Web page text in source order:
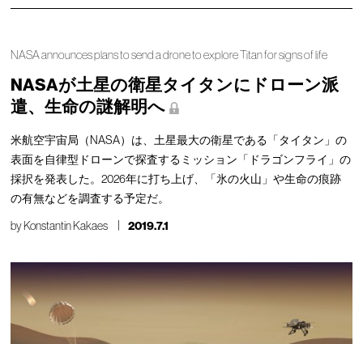
NASA announces plans to send a drone to explore Titan for signs of life
NASAが土星の衛星タイタンにドローン派
遣、生命の謎解明へ
米航空宇宙局（NASA）は、土星最大の衛星である「タイタン」の
表面を自律型ドローンで探査するミッション「ドラゴンフライ」の
採択を発表した。2026年に打ち上げ、「氷の火山」や生命の痕跡
の有無などを調査する予定だ。
byKonstantin Kakaes 2019.7.1